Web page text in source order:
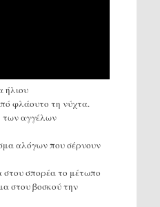
ήλιου
φλάουτο τη νύχτα.
των αγγέλων
αλόγων που σέρνουν
στου σπορέα το μέτωπο
στου βοσκού την